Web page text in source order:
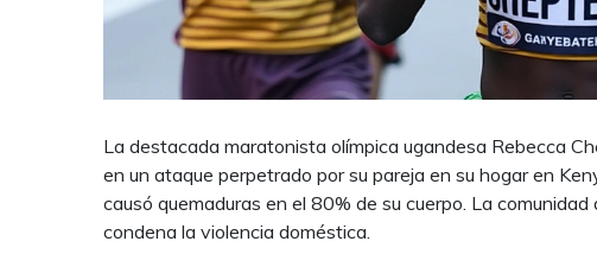
La destacada maratonista olímpica ugandesa Rebecca
en un ataque perpetrado por su pareja en su hogar en
causó quemaduras en el 80% de su cuerpo. La
condena la violencia doméstica.